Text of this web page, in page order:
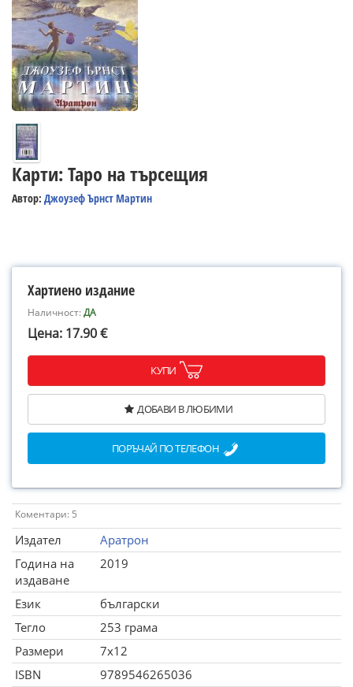
Карти: Таро на търсещия
Автор: Джоузеф Ърнст Мартин
Хартиено издание
Наличност:ДА
Цена: 17.90 €
КУПИ
ДОБАВИ В ЛЮБИМИ
ПОРЪЧАЙ ПО ТЕЛЕФОН
Коментари: 5
Издател
Аратрон
Година на
издаване
2019
Език
български
Тегло
253 грама
Размери
7x12
ISBN
9789546265036